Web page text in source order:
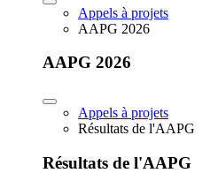
Appels à projets
AAPG 2026
AAPG 2026
Appels à projets
Résultats de l'AAPG
Résultats de l'AAPG